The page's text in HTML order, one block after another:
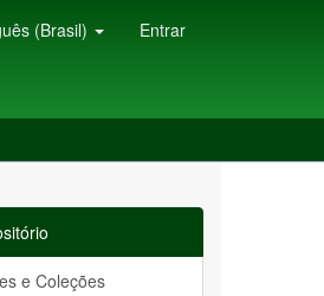
(Brasil) Entrar
e Coleções